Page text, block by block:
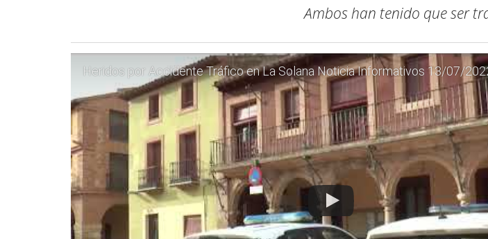
Ambos han tenido que ser
Heridos por Accidente Tráfico en La Solana Noticia Informativos 13/07/